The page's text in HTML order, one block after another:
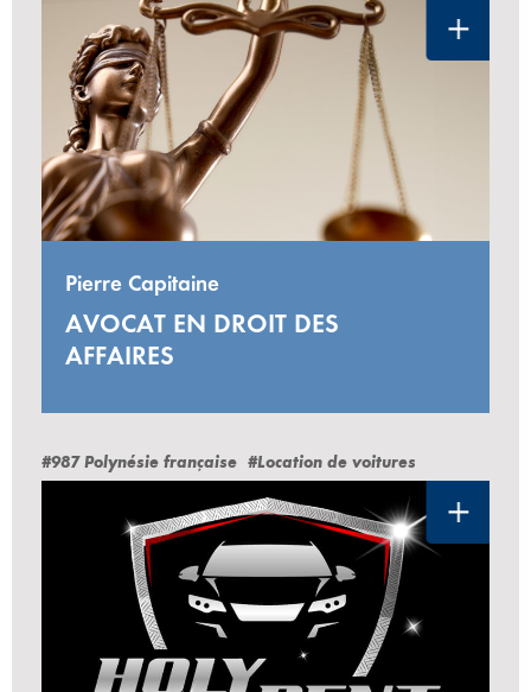
Pierre Capitaine
AVOCAT EN DROIT DES
AFFAIRES
#987 Polynésie française #Location de voitures